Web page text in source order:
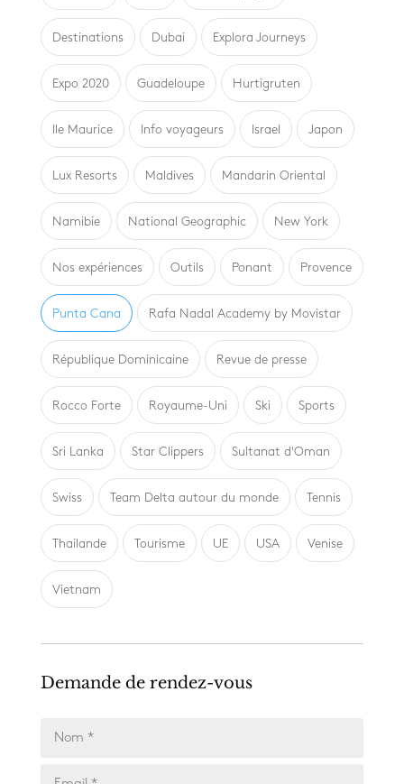
Destinations Dubai Explora Journeys
Expo 2020 Guadeloupe Hurtigruten
Ile Maurice Info voyageurs Israel Japon
Lux Resorts Maldives Mandarin Oriental
Namibie National Geographic New York
Nos expériences Outils Ponant Provence
Punta Cana Rafa Nadal Academy by Movistar
République Dominicaine Revue de presse
Rocco Forte Royaume-Uni Ski Sports
Sri Lanka Star Clippers Sultanat d'Oman
Swiss Team Delta autour du monde Tennis
Thailande Tourisme UE USA Venise
Vietnam
Demande de rendez-vous